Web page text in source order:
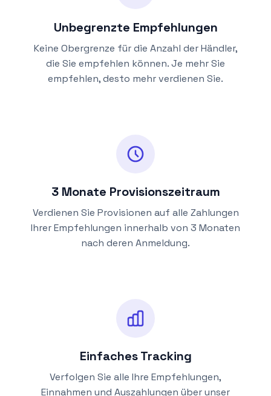
Unbegrenzte Empfehlungen
Keine Obergrenze für die Anzahl der Händler,
die Sie empfehlen können. Je mehr Sie
empfehlen, desto mehr verdienen Sie.
3 Monate Provisionszeitraum
Verdienen Sie Provisionen auf alle Zahlungen
Ihrer Empfehlungen innerhalb von 3 Monaten
nach deren Anmeldung.
Einfaches Tracking
Verfolgen Sie alle Ihre Empfehlungen,
Einnahmen und Auszahlungen über unser